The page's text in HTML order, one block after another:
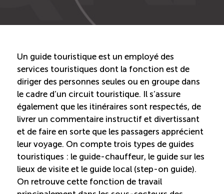
Saisonnalité des emplois
Outils et ressources
Descriptions de fonction
Balados
Un guide touristique est un employé des
services touristiques dont la fonction est de
diriger des personnes seules ou en groupe dans
le cadre d’un circuit touristique. Il s’assure
également que les itinéraires sont respectés, de
livrer un commentaire instructif et divertissant
et de faire en sorte que les passagers apprécient
leur voyage. On compte trois types de guides
touristiques : le guide-chauffeur, le guide sur les
lieux de visite et le guide local (step-on guide).
On retrouve cette fonction de travail